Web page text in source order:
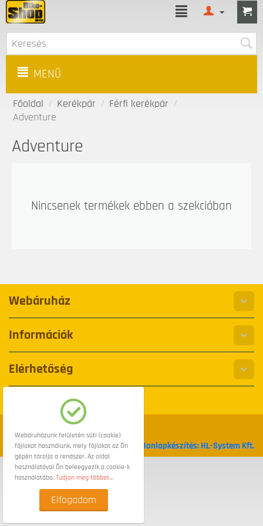
MENÜ
Főoldal / Kerékpár / Férfi kerékpár /
Adventure
Adventure
Nincsenek termékek ebben a szekcióban
Webáruház
Információk
Elérhetőség
© 2008-2026 Bike-Shop.hu
Honlapkészítés: HL-System Kft.
Webáruházunk felületén süti (cookie)
fájlokat használunk, mely fájlokat az Ön
gépén tárolja a rendszer. Az oldal
használatával Ön beleegyezik a cookie-k
használatába. Tudjon meg többet...
Elfogadom